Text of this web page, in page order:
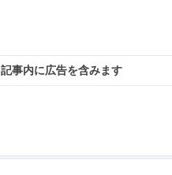
記事内に広告を含みます